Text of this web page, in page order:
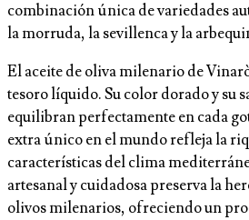
combinación única de variedades
la morruda, la sevillenca y la
El aceite de oliva milenario de
tesoro líquido. Su color dorado y su
equilibran perfectamente en cada
extra único en el mundo refleja la
características del clima
artesanal y cuidadosa preserva la
olivos milenarios, ofreciendo un